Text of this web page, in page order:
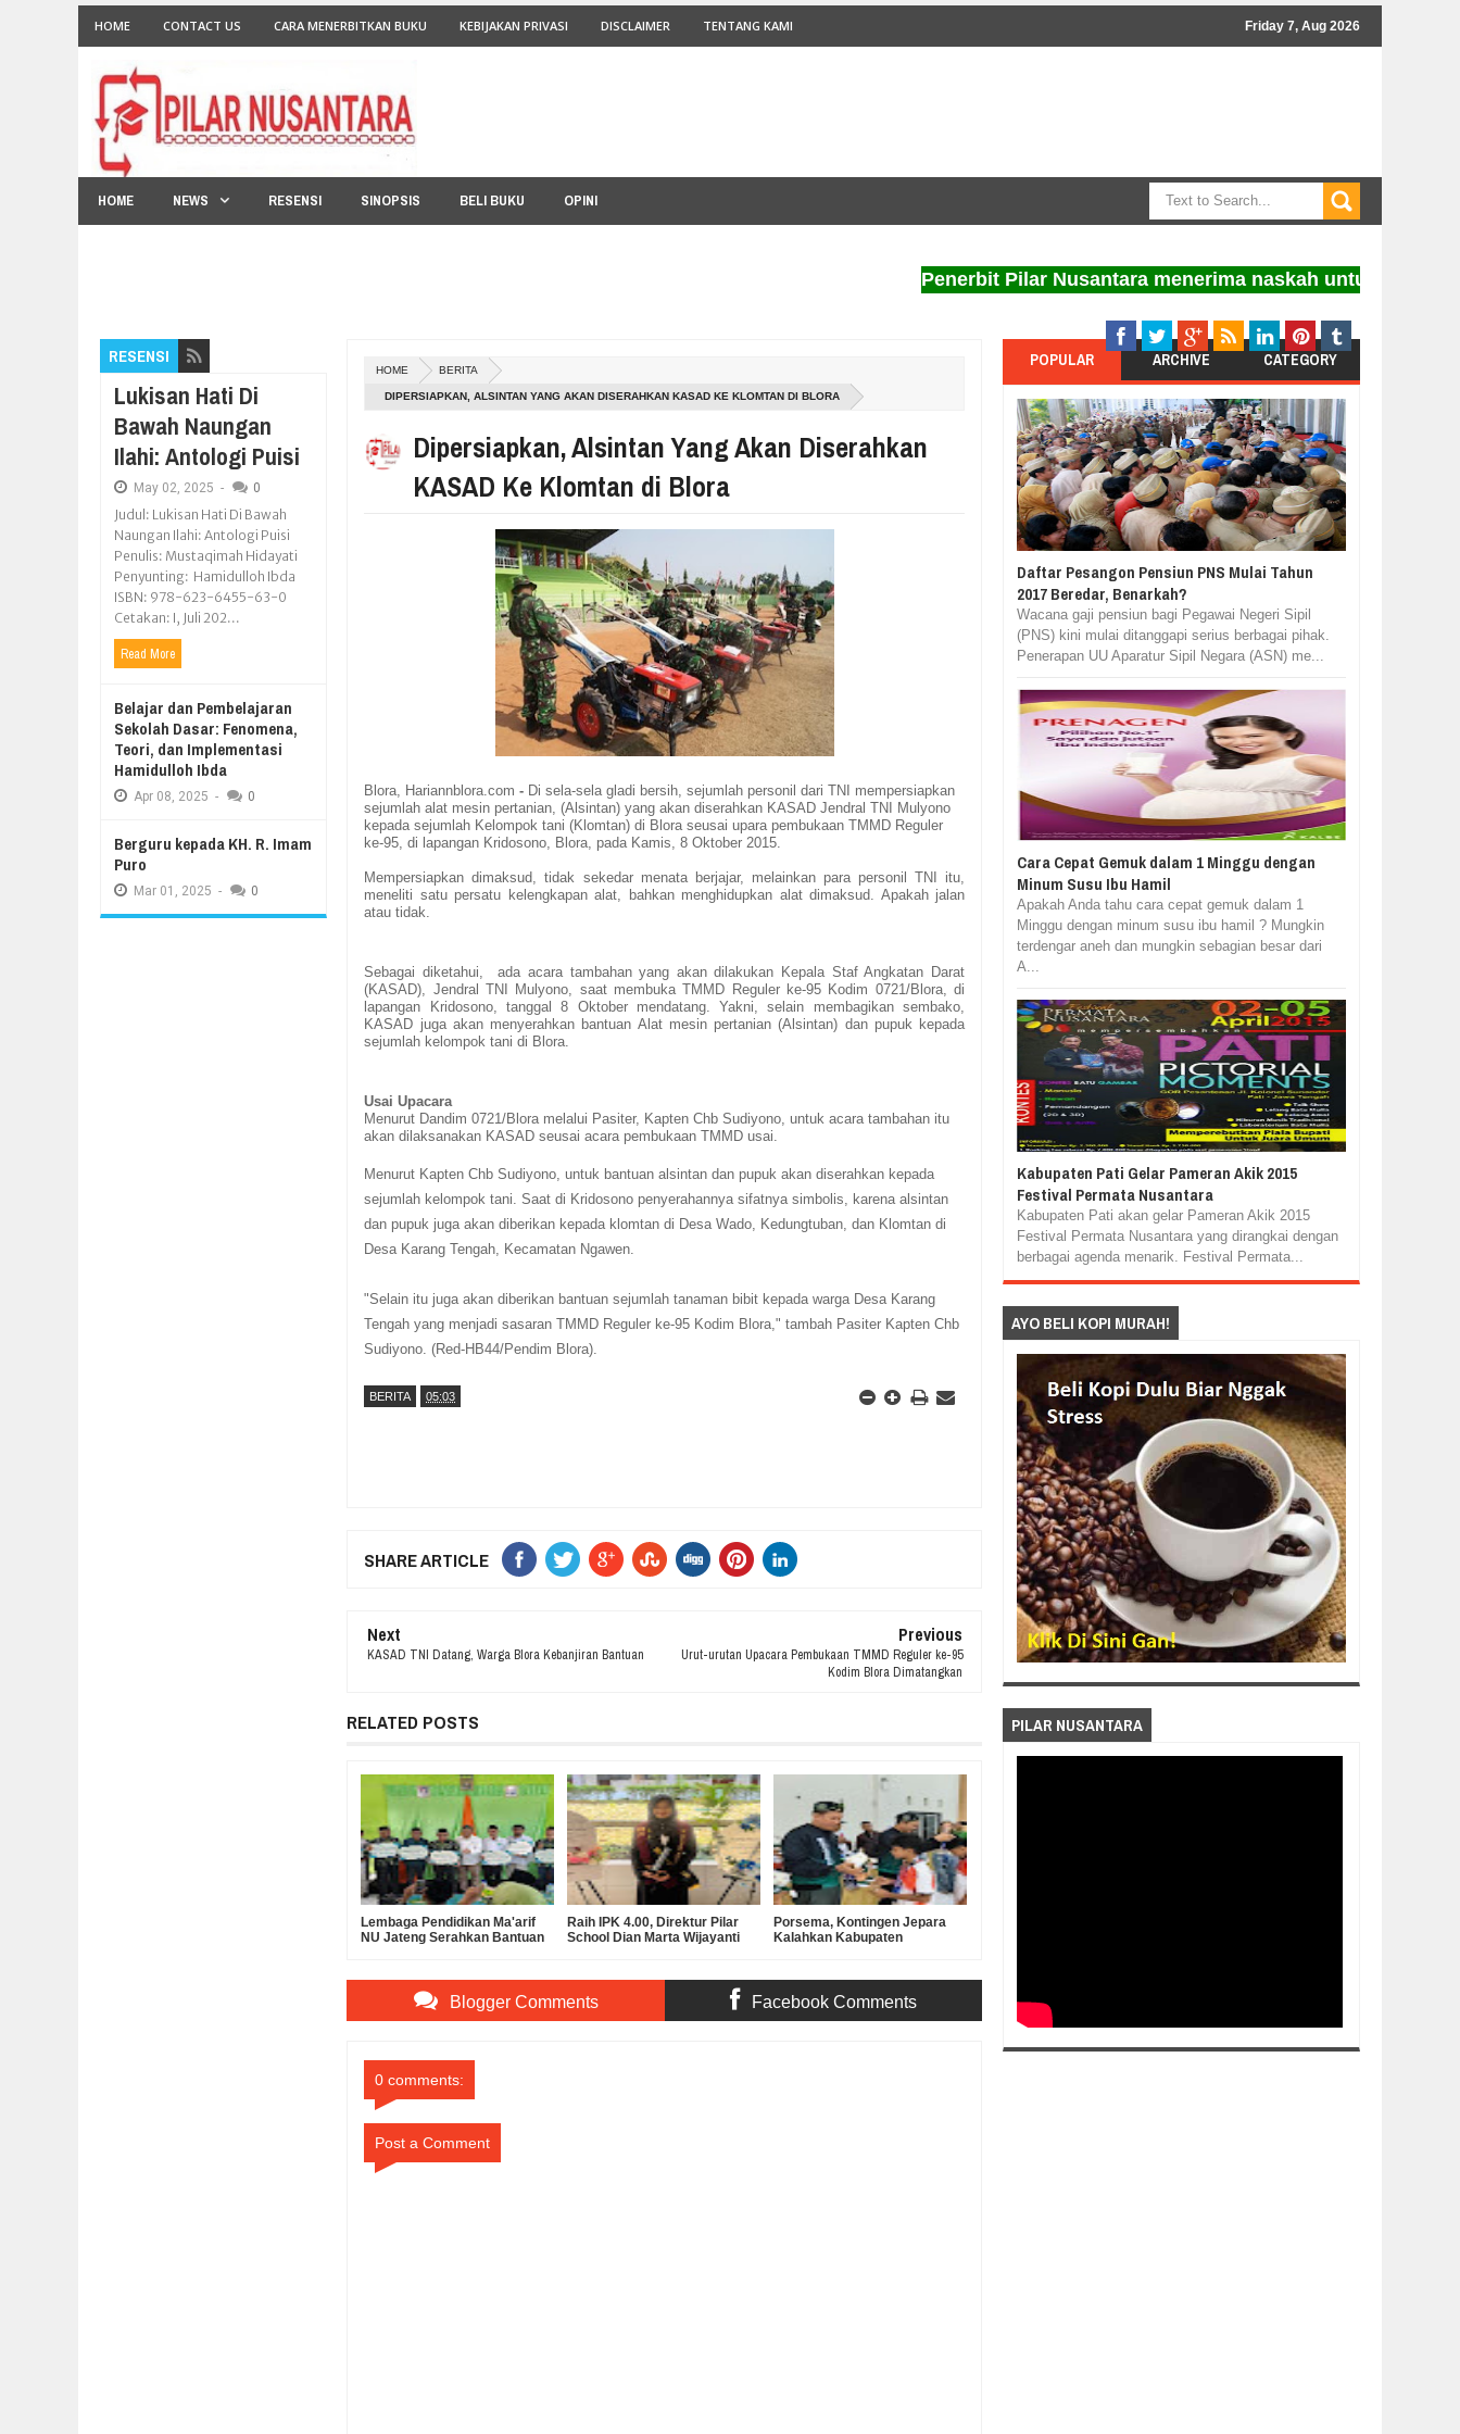
HOME CONTACT US CARA MENERBITKAN BUKU KEBIJAKAN PRIVASI DISCLAIMER TENTANG KAMI Friday 7, Aug 2026
HOME NEWS RESENSI SINOPSIS BELI BUKU OPINI
Penerbit Pilar Nusantara menerima naskah untuk diterbitkan.
HOME BERITA
DIPERSIAPKAN, ALSINTAN YANG AKAN DISERAHKAN KASAD KE KLOMTAN DI BLORA
Dipersiapkan, Alsintan Yang Akan Diserahkan
KASAD Ke Klomtan di Blora
Blora, Hariannblora.com - Di sela-sela gladi bersih, sejumlah personil dari TNI mempersiapkan
sejumlah alat mesin pertanian, (Alsintan) yang akan diserahkan KASAD Jendral TNI Mulyono
kepada sejumlah Kelompok tani (Klomtan) di Blora seusai upara pembukaan TMMD Reguler
ke-95, di lapangan Kridosono, Blora, pada Kamis, 8 Oktober 2015.
Mempersiapkan dimaksud, tidak sekedar menata berjajar, melainkan para personil TNI itu,
meneliti satu persatu kelengkapan alat, bahkan menghidupkan alat dimaksud. Apakah jalan
atau tidak.
Sebagai diketahui, ada acara tambahan yang akan dilakukan Kepala Staf Angkatan Darat
(KASAD), Jendral TNI Mulyono, saat membuka TMMD Reguler ke-95 Kodim 0721/Blora, di
lapangan Kridosono, tanggal 8 Oktober mendatang. Yakni, selain membagikan sembako,
KASAD juga akan menyerahkan bantuan Alat mesin pertanian (Alsintan) dan pupuk kepada
sejumlah kelompok tani di Blora.
Usai Upacara
Menurut Dandim 0721/Blora melalui Pasiter, Kapten Chb Sudiyono, untuk acara tambahan itu
akan dilaksanakan KASAD seusai acara pembukaan TMMD usai.
Menurut Kapten Chb Sudiyono, untuk bantuan alsintan dan pupuk akan diserahkan kepada
sejumlah kelompok tani. Saat di Kridosono penyerahannya sifatnya simbolis, karena alsintan
dan pupuk juga akan diberikan kepada klomtan di Desa Wado, Kedungtuban, dan Klomtan di
Desa Karang Tengah, Kecamatan Ngawen.
"Selain itu juga akan diberikan bantuan sejumlah tanaman bibit kepada warga Desa Karang
Tengah yang menjadi sasaran TMMD Reguler ke-95 Kodim Blora," tambah Pasiter Kapten Chb
Sudiyono.(Red-HB44/Pendim Blora).
BERITA 05:03
SHARE ARTICLE
Next
KASAD TNI Datang, Warga Blora Kebanjiran Bantuan
Previous
Urut-urutan Upacara Pembukaan TMMD Reguler ke-95
Kodim Blora Dimatangkan
RELATED POSTS
Lembaga Pendidikan Ma'arif
NU Jateng Serahkan Bantuan
Raih IPK 4.00, Direktur Pilar
School Dian Marta Wijayanti
Porsema, Kontingen Jepara
Kalahkan Kabupaten
Blogger Comments Facebook Comments
0 comments:
Post a Comment
RESENSI
Lukisan Hati Di
Bawah Naungan
Ilahi: Antologi Puisi
May 02, 2025 - 0
Judul: Lukisan Hati Di Bawah
Naungan Ilahi: Antologi Puisi
Penulis: Mustaqimah Hidayati
Penyunting: Hamidulloh Ibda
ISBN: 978-623-6455-63-0
Cetakan: I, Juli 202...
Read More
Belajar dan Pembelajaran
Sekolah Dasar: Fenomena,
Teori, dan Implementasi
Hamidulloh Ibda
Apr 08, 2025 - 0
Berguru kepada KH. R. Imam
Puro
Mar 01, 2025 - 0
POPULAR ARCHIVE CATEGORY
Daftar Pesangon Pensiun PNS Mulai Tahun
2017 Beredar, Benarkah?
Wacana gaji pensiun bagi Pegawai Negeri Sipil
(PNS) kini mulai ditanggapi serius berbagai pihak.
Penerapan UU Aparatur Sipil Negara (ASN) me...
Cara Cepat Gemuk dalam 1 Minggu dengan
Minum Susu Ibu Hamil
Apakah Anda tahu cara cepat gemuk dalam 1
Minggu dengan minum susu ibu hamil ? Mungkin
terdengar aneh dan mungkin sebagian besar dari
A...
Kabupaten Pati Gelar Pameran Akik 2015
Festival Permata Nusantara
Kabupaten Pati akan gelar Pameran Akik 2015
Festival Permata Nusantara yang dirangkai dengan
berbagai agenda menarik. Festival Permata...
AYO BELI KOPI MURAH!
PILAR NUSANTARA